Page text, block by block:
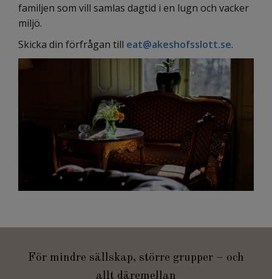
familjen som vill samlas dagtid i en lugn och vacker
miljö.
Skicka din förfrågan till eat@akeshofsslott.se.
För mindre sällskap, större grupper – och
allt däremellan